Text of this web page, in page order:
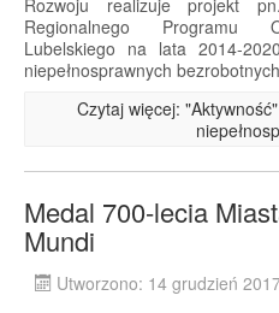
Rozwoju realizuje projekt
Regionalnego Programu
Lubelskiego na lata 2014-
niepełnosprawnych
Czytaj więcej:
Medal 700-lecia
Mundi
Utworzono: 14 grudzień